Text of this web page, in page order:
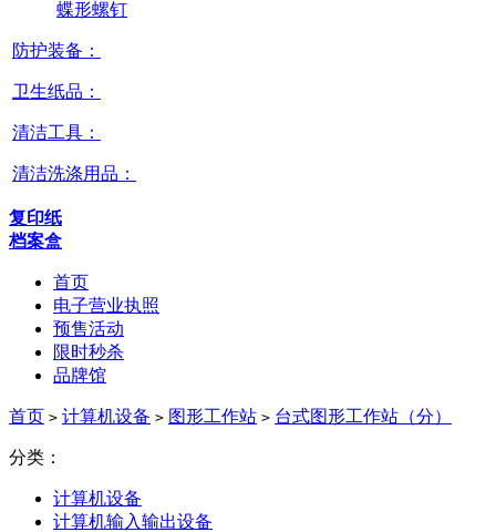
蝶形螺钉
防护装备：
卫生纸品：
清洁工具：
清洁洗涤用品：
复印纸
档案盒
首页
电子营业执照
预售活动
限时秒杀
品牌馆
首页 > 计算机设备 > 图形工作站 > 台式图形工作站（分）
分类：
计算机设备
计算机输入输出设备